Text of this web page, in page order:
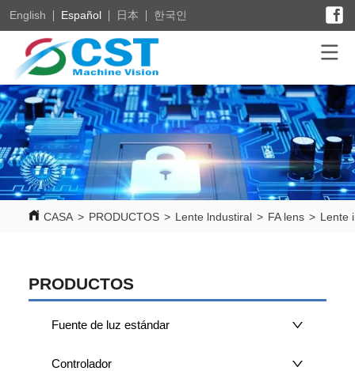
English Español 日本 한국인
CASA > PRODUCTOS > Lente lndustiral > FA lens > Lente
PRODUCTOS
Fuente de luz estándar
Controlador